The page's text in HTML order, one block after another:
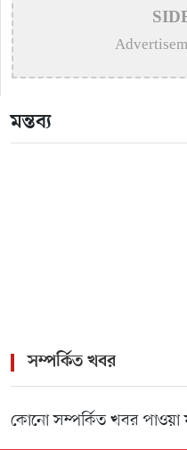
>
মিরপুরে ফ্যামিলি কার্ড
সুপারভাইজারদের মৌখিক-
মন্তব্য
সম্পর্কিত খবর
কোনো সম্পর্কিত খবর পাওয়া